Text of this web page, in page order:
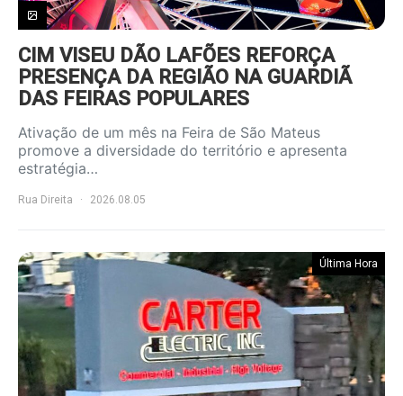
CIM VISEU DÃO LAFÕES REFORÇA
PRESENÇA DA REGIÃO NA GUARDIÃ
DAS FEIRAS POPULARES
Ativação de um mês na Feira de São Mateus
promove a diversidade do território e apresenta
estratégia…
Rua Direita 2026.08.05
Última Hora